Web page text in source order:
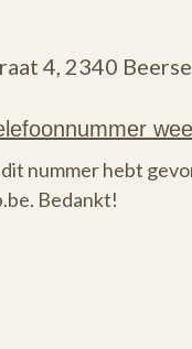
4, 2340 Beerse
nummer hebt
Bedankt!